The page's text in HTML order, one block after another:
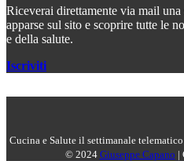
Riceverai direttamente via mail
apparse sul sito e scoprire tutte le
e della salute.
Iscriviti
Cucina e Salute il settimanale
© 2024 Giuseppe Capano |